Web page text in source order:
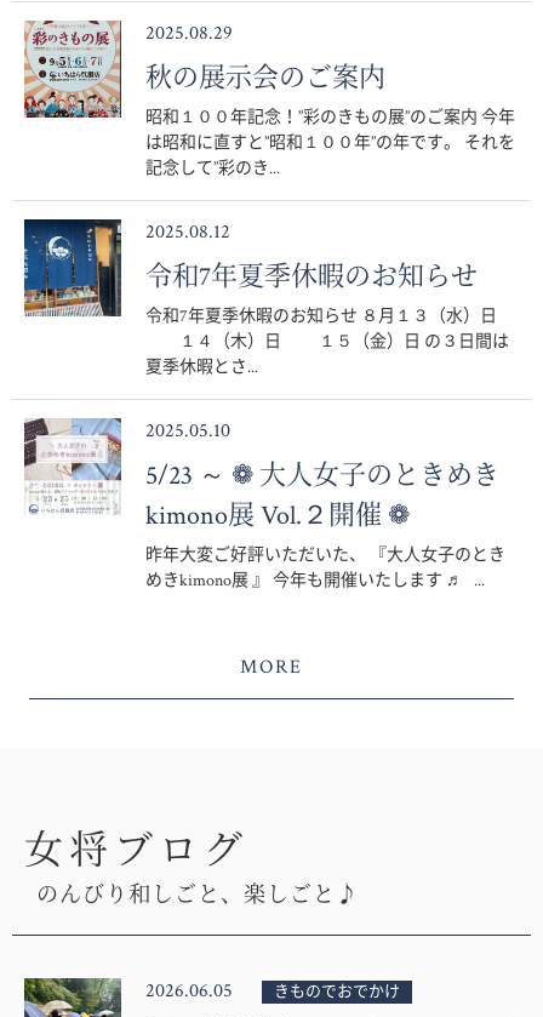
2025.08.29
秋の展示会のご案内
昭和１００年記念！”彩のきもの展”のご案内 今年
は昭和に直すと”昭和１００年”の年です。 それを
記念して”彩のき...
2025.08.12
令和7年夏季休暇のお知らせ
令和7年夏季休暇のお知らせ ８月１３（水）日
１４（木）日 １５（金）日 の３日間は
夏季休暇とさ...
2025.05.10
5/23 ～ ❁ 大人女子のときめき
kimono展 Vol.２開催 ❁
昨年大変ご好評いただいた、 『大人女子のとき
めきkimono展 』 今年も開催いたします ♬ ...
MORE
女将ブログ
のんびり和しごと、楽しごと♪
2026.06.05 きものでおでかけ